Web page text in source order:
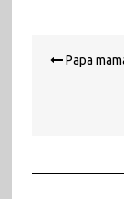
de Papa